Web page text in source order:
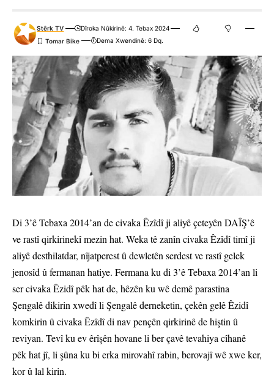
Stêrk TV
Dîroka Nûkirinê: 4. Tebax 2024
Dema Xwendinê: 6 Dq.
Di 3’ê Tebaxa 2014’an de civaka Êzîdî ji aliyê çeteyên DAÎŞ’ê
ve rastî qirkirinekî mezin hat. Weka tê zanîn civaka Êzîdî timî ji
aliyê desthilatdar, nîjatperest û dewletên serdest ve rastî gelek
jenosîd û fermanan hatiye. Fermana ku di 3’ê Tebaxa 2014’an li
ser civaka Êzidî pêk hat de, hêzên ku wê demê parastina
Şengalê dikirin xwedî li Şengalê derneketin, çekên gelê Êzidî
komkirin û civaka Êzîdî di nav pençên qirkirinê de hiştin û
reviyan. Tevî ku ev êrîşên hovane li ber çavê tevahiya cîhanê
pêk hat jî, li şûna ku bi erka mirovahî rabin, berovajî wê xwe ker,
kor û lal kirin.